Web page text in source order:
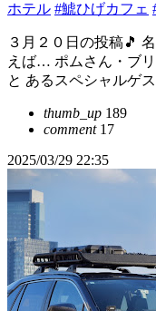
ホテル #鯱ひげカフェ
３月２０日の投稿🎵
えば… ポムさん・ブ
と あるスペシャルゲ
thumb_up 189
comment17
2025/03/29 22:35